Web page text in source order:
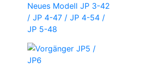
Neues Modell JP 3-42
/ JP 4-47 / JP 4-54 /
JP 5-48